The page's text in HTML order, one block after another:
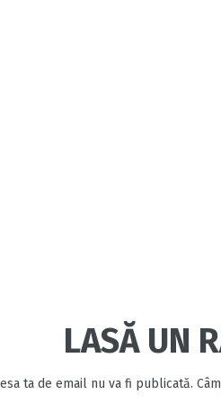
LASĂ UN
ta de email nu va fi publicată.